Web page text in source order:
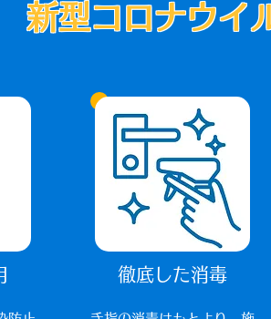
新型コロナウイ
徹底した消毒